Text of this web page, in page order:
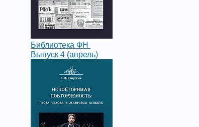
Библиотека ФН
Выпуск 4 (апрель)